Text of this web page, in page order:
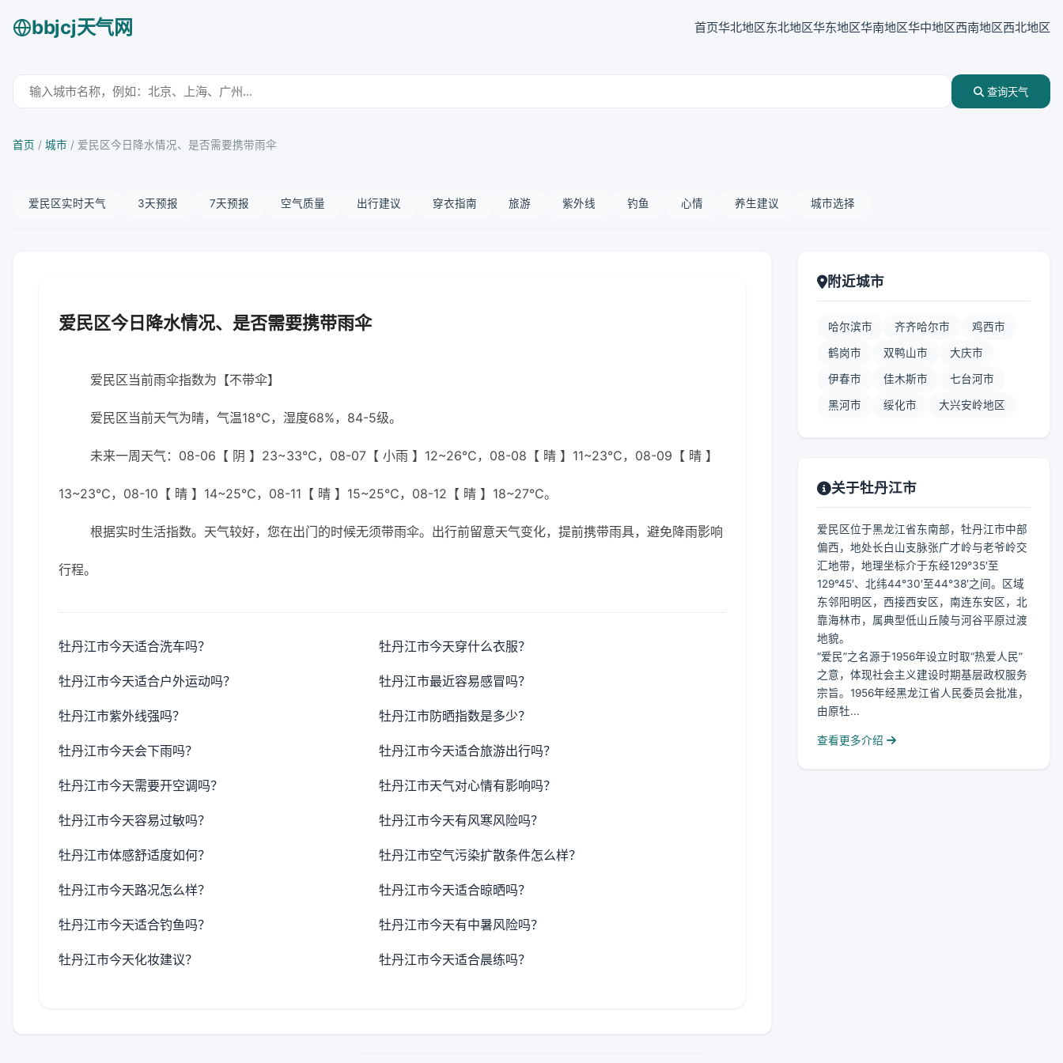
bbjcj天气网 首页华北地区东北地区华东地区华南地区华中地区西南地区西北地区
查询天气
首页 / 城市 / 爱民区今日降水情况、是否需要携带雨伞
爱民区实时天气 3天预报 7天预报 空气质量 出行建议 穿衣指南 旅游 紫外线 钓鱼 心情 养生建议 城市选择
爱民区今日降水情况、是否需要携带雨伞
爱民区当前雨伞指数为【不带伞】
爱民区当前天气为晴，气温18℃，湿度68%，84-5级。
未来一周天气：08-06【 阴 】23~33℃，08-07【 小雨 】12~26℃，08-08【 晴 】11~23℃，08-09【 晴 】
13~23℃，08-10【 晴 】14~25℃，08-11【 晴 】15~25℃，08-12【 晴 】18~27℃。
根据实时生活指数。天气较好，您在出门的时候无须带雨伞。出行前留意天气变化，提前携带雨具，避免降雨影响
行程。
牡丹江市今天适合洗车吗？ 牡丹江市今天穿什么衣服？
牡丹江市今天适合户外运动吗？ 牡丹江市最近容易感冒吗？
牡丹江市紫外线强吗？ 牡丹江市防晒指数是多少？
牡丹江市今天会下雨吗？ 牡丹江市今天适合旅游出行吗？
牡丹江市今天需要开空调吗？ 牡丹江市天气对心情有影响吗？
牡丹江市今天容易过敏吗？ 牡丹江市今天有风寒风险吗？
牡丹江市体感舒适度如何？ 牡丹江市空气污染扩散条件怎么样？
牡丹江市今天路况怎么样？ 牡丹江市今天适合晾晒吗？
牡丹江市今天适合钓鱼吗？ 牡丹江市今天有中暑风险吗？
牡丹江市今天化妆建议？ 牡丹江市今天适合晨练吗？
附近城市
哈尔滨市 齐齐哈尔市 鸡西市
鹤岗市 双鸭山市 大庆市
伊春市 佳木斯市 七台河市
黑河市 绥化市 大兴安岭地区
关于牡丹江市
爱民区位于黑龙江省东南部，牡丹江市中部
偏西，地处长白山支脉张广才岭与老爷岭交
汇地带，地理坐标介于东经129°35′至
129°45′、北纬44°30′至44°38′之间。区域
东邻阳明区，西接西安区，南连东安区，北
靠海林市，属典型低山丘陵与河谷平原过渡
地貌。
“爱民”之名源于1956年设立时取“热爱人民”
之意，体现社会主义建设时期基层政权服务
宗旨。1956年经黑龙江省人民委员会批准，
由原牡...
查看更多介绍